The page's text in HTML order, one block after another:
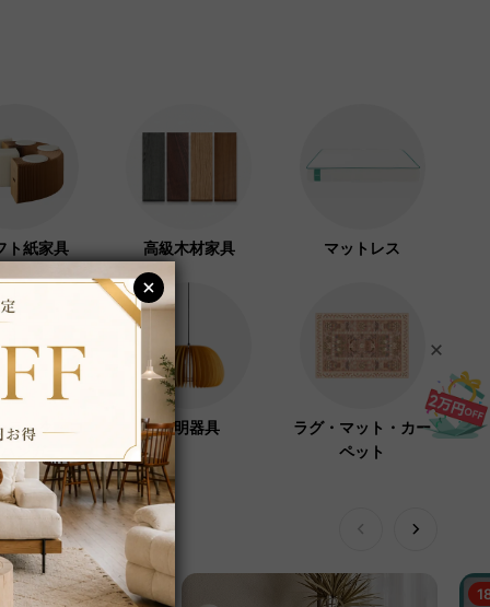
ト紙家具 高級木材家具 マットレス
ック・コ
照明器具
ラグ・マット・カー
ペット